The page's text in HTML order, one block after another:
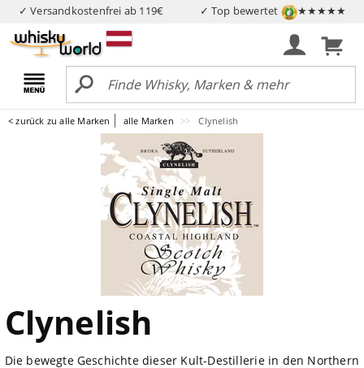
✓ Versandkostenfrei ab 119€ ✓ Top bewertet ★★★★★
< zurück zu alle Marken alle Marken Clynelish
Clynelish
Die bewegte Geschichte dieser Kult-Destillerie in den Northern